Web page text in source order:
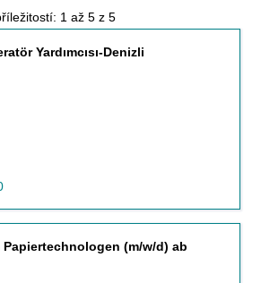
1 až 5 z 5Výsledky
hledání
pro
5
klávesu
Yardımcısı-Denizli
(m/w/d) ab